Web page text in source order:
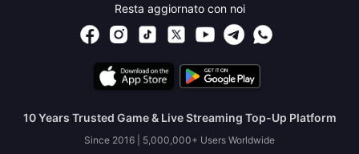
Resta aggiornato con noi
10 Years Trusted Game & Live Streaming Top-Up Platform
Since 2016 | 5,000,000+ Users Worldwide